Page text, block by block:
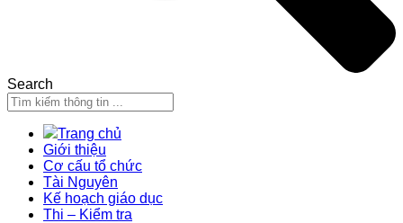
Search
Trang chủ
Giới thiệu
Cơ cấu tổ chức
Tài Nguyên
Kế hoạch giáo dục
Thi – Kiểm tra